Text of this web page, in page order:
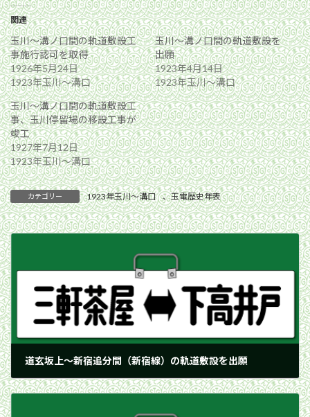
関連
玉川〜溝ノ口間の軌道敷設工
事施行認可を取得
1926年5月24日
1923年玉川〜溝口
玉川〜溝ノ口間の軌道敷設を
出願
1923年4月14日
1923年玉川〜溝口
玉川〜溝ノ口間の軌道敷設工
事、玉川停留場の移設工事が
竣工
1927年7月12日
1923年玉川〜溝口
カテゴリー 1923年玉川〜溝口 、玉電歴史年表
道玄坂上〜新宿追分間（新宿線）の軌道敷設を出願
1925年7月15日